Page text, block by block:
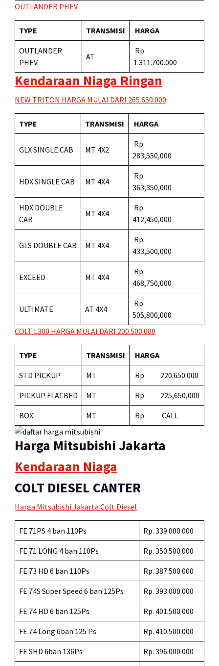
OUTLANDER PHEV
TYPE TRANSMISI HARGA
OUTLANDER
PHEV
AT
Rp
1.311.700.000
Kendaraan Niaga Ringan
NEW TRITON HARGA MULAI DARI 265.650.000
TYPE TRANSMISI HARGA
GLX SINGLE CAB MT 4X2
Rp
283,550,000
HDX SINGLE CAB MT 4X4
Rp
363,350,000
HDX DOUBLE
CAB
MT 4X4
Rp
412,450,000
GLS DOUBLE CAB MT 4X4
Rp
433,500,000
EXCEED MT 4X4
Rp
468,750,000
ULTIMATE AT 4X4
Rp
505,800,000
COLT L300 HARGA MULAI DARI 200.500.000
TYPE TRANSMISI HARGA
STD PICKUP MT Rp 220.650.000
PICKUP FLATBED MT Rp 225,650,000
BOX MT Rp CALL
Harga Mitsubishi Jakarta
Kendaraan Niaga
COLT DIESEL CANTER
Harga Mitsubishi Jakarta Colt Diesel
FE 71PS 4 ban 110Ps Rp. 339.000.000
FE 71 LONG 4 ban 110Ps Rp. 350.500.000
FE 73 HD 6 ban 110Ps Rp. 387.500.000
FE 74S Super Speed 6 ban 125Ps Rp. 393.000.000
FE 74 HD 6 ban 125Ps Rp. 401.500.000
FE 74 Long 6ban 125 Ps Rp. 410.500.000
FE SHD 6ban 136Ps Rp. 396.000.000